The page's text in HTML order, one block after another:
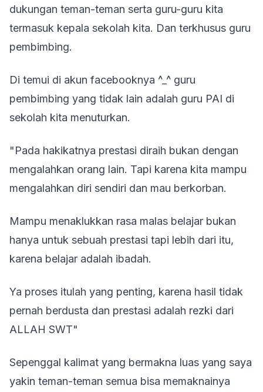
dukungan teman-teman serta guru-guru kita
termasuk kepala sekolah kita. Dan terkhusus guru
pembimbing.
Di temui di akun facebooknya ^_^ guru
pembimbing yang tidak lain adalah guru PAI di
sekolah kita menuturkan.
"Pada hakikatnya prestasi diraih bukan dengan
mengalahkan orang lain. Tapi karena kita mampu
mengalahkan diri sendiri dan mau berkorban.
Mampu menaklukkan rasa malas belajar bukan
hanya untuk sebuah prestasi tapi lebih dari itu,
karena belajar adalah ibadah.
Ya proses itulah yang penting, karena hasil tidak
pernah berdusta dan prestasi adalah rezki dari
ALLAH SWT"
Sepenggal kalimat yang bermakna luas yang saya
yakin teman-teman semua bisa memaknainya